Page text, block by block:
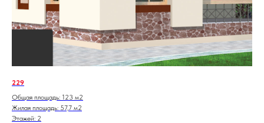
229
Общая площадь: 123 м2
Жилая площадь: 57,7 м2
Этажей: 2